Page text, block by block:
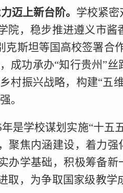
迈上新台阶。 学校紧
院，稳步推进遵义市
斯坦等国高校签署合
成功承办“知行贵州”
村振兴战略，构建“五
。
是学校谋划实施“十
聚焦内涵建设，着力
办学基础，积极筹备
取，为争取国家级教